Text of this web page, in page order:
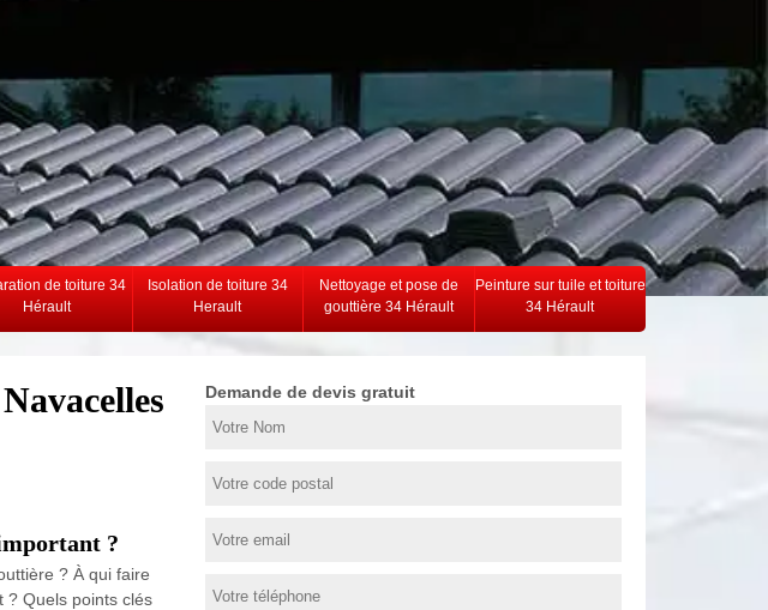
de toiture 34
Hérault
Isolation de toiture 34
Herault
Nettoyage et pose de
gouttière 34 Hérault
Peinture sur tuile et toiture
34 Hérault
?
? À qui faire
? Quels points clés
Demande de devis gratuit